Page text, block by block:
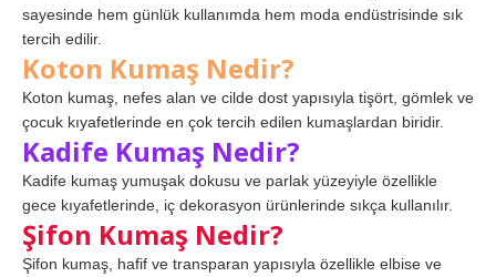
sayesinde hem günlük kullanımda hem moda endüstrisinde sık
tercih edilir.
Koton Kumaş Nedir?
Koton kumaş, nefes alan ve cilde dost yapısıyla tişört, gömlek ve
çocuk kıyafetlerinde en çok tercih edilen kumaşlardan biridir.
Kadife Kumaş Nedir?
Kadife kumaş yumuşak dokusu ve parlak yüzeyiyle özellikle
gece kıyafetlerinde, iç dekorasyon ürünlerinde sıkça kullanılır.
Şifon Kumaş Nedir?
Şifon kumaş, hafif ve transparan yapısıyla özellikle elbise ve